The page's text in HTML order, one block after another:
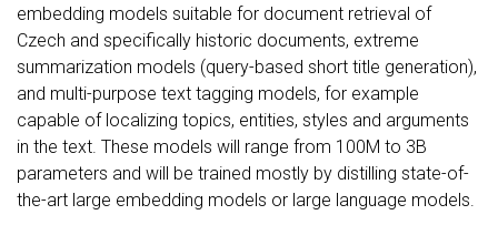
embedding models suitable for document retrieval of
Czech and specifically historic documents, extreme
summarization models (query-based short title generation),
and multi-purpose text tagging models, for example
capable of localizing topics, entities, styles and arguments
in the text. These models will range from 100M to 3B
parameters and will be trained mostly by distilling state-of-
the-art large embedding models or large language models.